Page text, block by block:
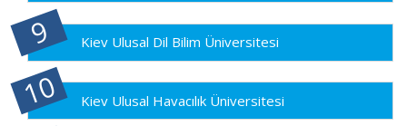
Kiev Ulusal Dil Bilim Üniversitesi
Kiev Ulusal Havacılık Üniversitesi